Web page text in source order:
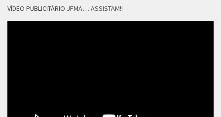
VÍDEO PUBLICITÁRIO JFMA… ASSISTAM!!